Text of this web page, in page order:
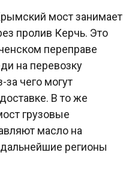
мост занимает
пролив Керчь. Это
переправе
на перевозку
за чего могут
В то же
грузовые
масло на
регионы